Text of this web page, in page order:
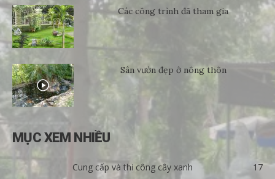
Các công trình đã tham gia
Sân vườn đẹp ở nông thôn
MỤC XEM NHIỀU
Cung cấp và thi công cây xanh
17